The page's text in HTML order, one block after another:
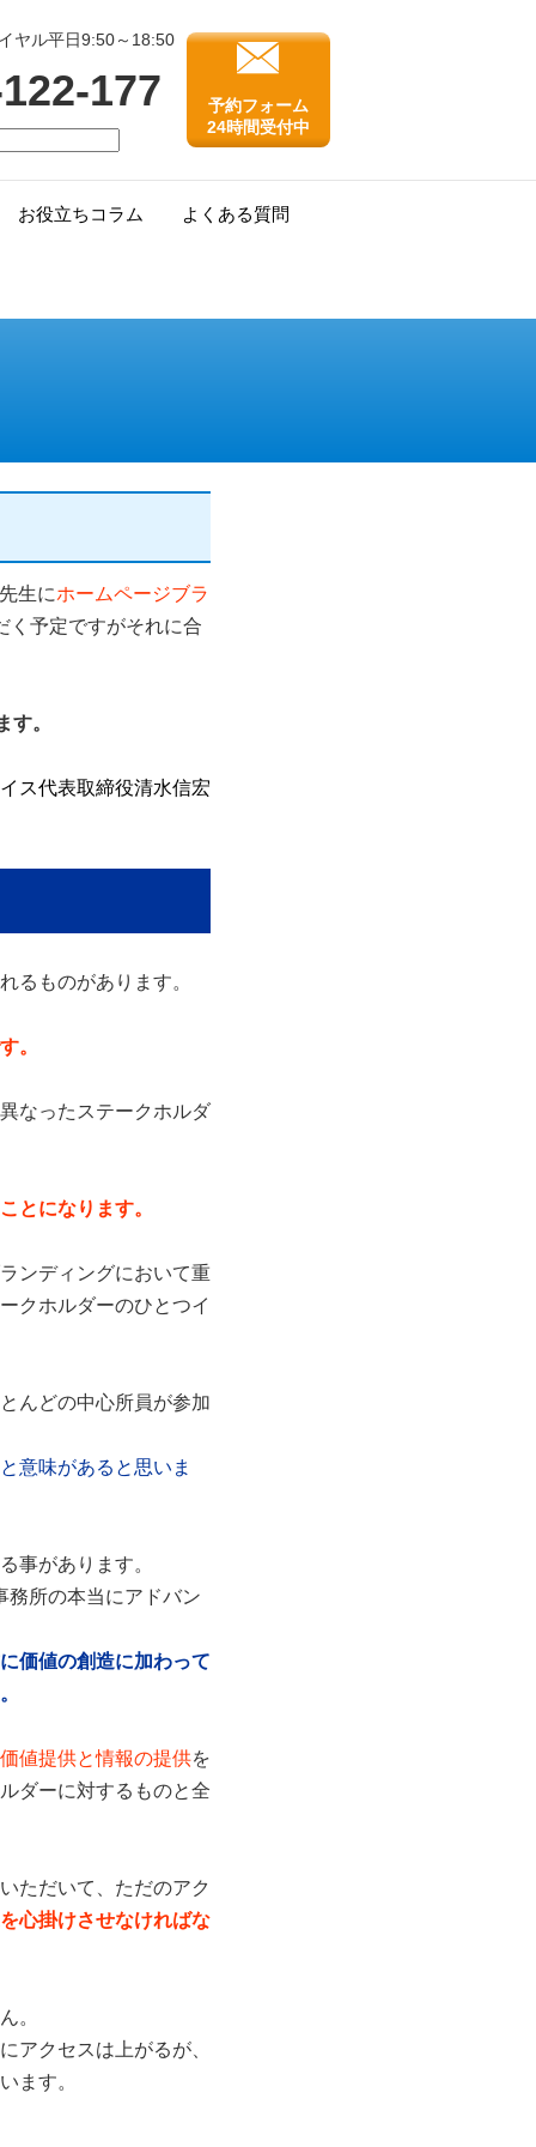
ヤル平日9:50～18:50
177
予約フォーム
24時間受付中
お役立ちコラム よくある質問
生にホームページブラ
く予定ですがそれに合
。
ス代表取締役清水信宏
るものがあります。
。
なったステークホルダ
とになります。
ンディングにおいて重
クホルダーのひとつイ
んどの中心所員が参加
意味があると思いま
事があります。
所の本当にアドバン
価値の創造に加わって
値提供と情報の提供を
ダーに対するものと全
ただいて、ただのアク
心掛けさせなければな
。
アクセスは上がるが、
ます。